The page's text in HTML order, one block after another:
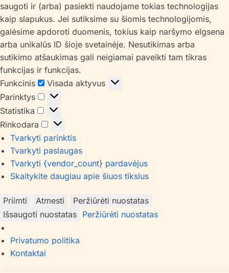
saugoti ir (arba) pasiekti naudojame tokias technologijas
kaip slapukus. Jei sutiksime su šiomis technologijomis,
galėsime apdoroti duomenis, tokius kaip naršymo elgsena
arba unikalūs ID šioje svetainėje. Nesutikimas arba
sutikimo atšaukimas gali neigiamai paveikti tam tikras
funkcijas ir funkcijas.
Funkcinis
Funkcinis
Visada aktyvus
Parinktys
Parinktys
Statistika
Statistika
Rinkodara
Rinkodara
Tvarkyti parinktis
Tvarkyti paslaugas
Tvarkyti {vendor_count} pardavėjus
Skaitykite daugiau apie šiuos tikslus
Priimti Atmesti
Peržiūrėti nuostatas
Išsaugoti nuostatas Peržiūrėti nuostatas
Privatumo politika
Kontaktai